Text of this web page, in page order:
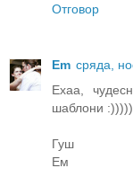
Отговор
Em сряда,
Ехаа,
шаблони :)))))
Гуш
Ем